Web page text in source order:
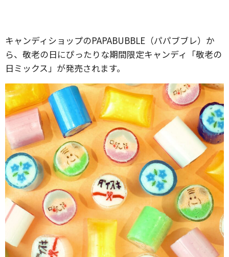
キャンディショップのPAPABUBBLE（パパブブレ）か
ら、敬老の日にぴったりな期間限定キャンディ「敬老の
日ミックス」が発売されます。